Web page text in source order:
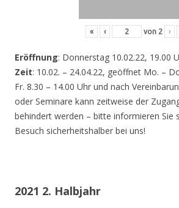
« ‹ von 2 ›
Eröffnung: Donnerstag 10.02.22, 19.00
Zeit: 10.02. – 24.04.22, geöffnet Mo. –
Fr. 8.30 – 14.00 Uhr und nach
oder Seminare kann zeitweise der
behindert werden – bitte informieren Sie
Besuch sicherheitshalber bei uns!
2021 2. Halbjahr